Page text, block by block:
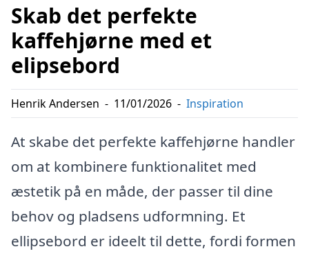
Skab det perfekte
kaffehjørne med et
elipsebord
Henrik Andersen - 11/01/2026 - Inspiration
At skabe det perfekte kaffehjørne handler
om at kombinere funktionalitet med
æstetik på en måde, der passer til dine
behov og pladsens udformning. Et
ellipsebord er ideelt til dette, fordi formen